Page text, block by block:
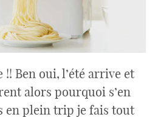
Ben oui, l’été arrive et
alors pourquoi s’en
en plein trip je fais tout